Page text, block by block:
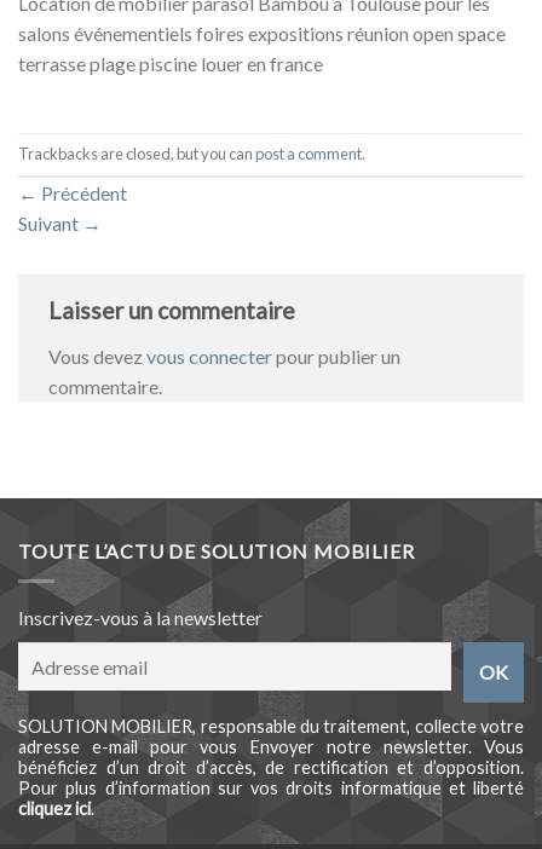
salons événementiels foires expositions réunion open space
terrasse plage piscine louer en france
Trackbacks are closed, but you canpost a comment.
← Précédent
Suivant →
Laisser un commentaire
Vous devez vous connecterpour publier un
commentaire.
TOUTE L’ACTU DE SOLUTION MOBILIER
Inscrivez-vous à la newsletter
SOLUTION MOBILIER, responsable du traitement, collecte votre
adresse e-mail pour vous Envoyer notre newsletter. Vous
bénéficiez d’un droit d’accès, de rectification et d’opposition.
Pour plus d’information sur vos droits informatique et liberté
cliquez ici.